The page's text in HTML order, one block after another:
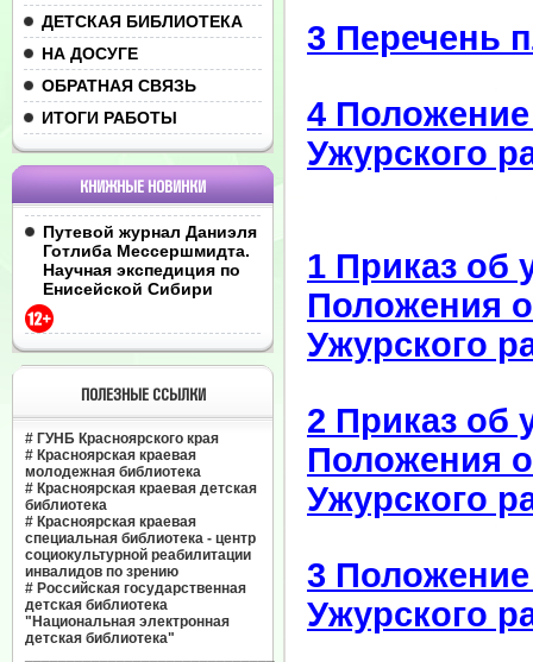
ДЕТСКАЯ БИБЛИОТЕКА
НА ДОСУГЕ
ОБРАТНАЯ СВЯЗЬ
ИТОГИ РАБОТЫ
КНИЖНЫЕ НОВИНКИ
Путевой журнал Даниэля
Готлиба Мессершмидта.
Научная экспедиция по
Енисейской Сибири
ПОЛЕЗНЫЕ ССЫЛКИ
# ГУНБ Красноярского края
# Красноярская краевая
молодежная библиотека
# Красноярская краевая детская
библиотека
# Красноярская краевая
специальная библиотека - центр
социокультурной реабилитации
инвалидов по зрению
# Российская государственная
детская библиотека
"Национальная электронная
детская библиотека"
3 Перечень
4
Ужурского
1 Приказ об
Положения
Ужурского
2 Приказ об
Положения
Ужурского
3
Ужурского